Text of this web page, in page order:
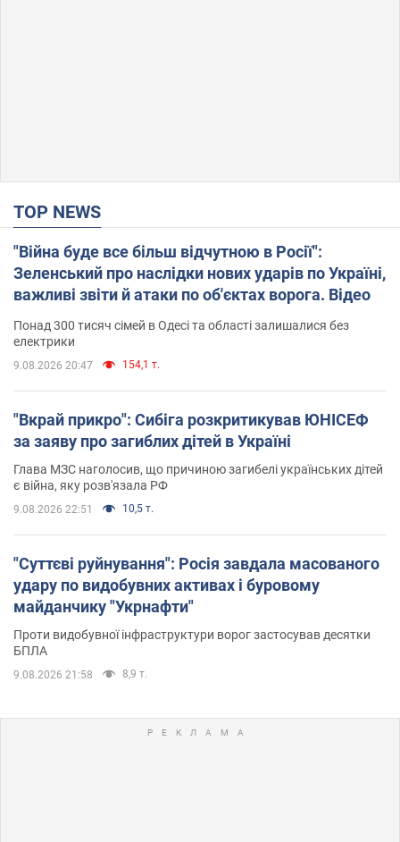
TOP NEWS
"Війна буде все більш відчутною в Росії":
Зеленський про наслідки нових ударів по Україні,
важливі звіти й атаки по об'єктах ворога. Відео
Понад 300 тисяч сімей в Одесі та області залишалися без
електрики
9.08.2026 20:47 154,1 т.
"Вкрай прикро": Сибіга розкритикував ЮНІСЕФ
за заяву про загиблих дітей в Україні
Глава МЗС наголосив, що причиною загибелі українських дітей
є війна, яку розв'язала РФ
9.08.2026 22:51 10,5 т.
"Суттєві руйнування": Росія завдала масованого
удару по видобувних активах і буровому
майданчику "Укрнафти"
Проти видобувної інфраструктури ворог застосував десятки
БПЛА
9.08.2026 21:58 8,9 т.